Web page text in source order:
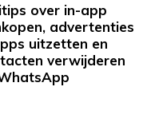
over in-app
advertenties
uitzetten en
verwijderen